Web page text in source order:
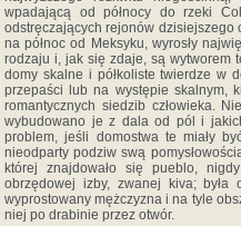
wpadającą od północy do rzeki
odstręczających rejonów dzisiejszego
na północ od Meksyku, wyrosły
rodzaju i, jak się zdaje, są wytworem
domy skalne i półkoliste twierdze w
przepaści lub na występie skalnym,
romantycznych siedzib człowieka.
wybudowano je z dala od pól i
problem, jeśli domostwa te miały
nieodparty podziw swą
której znajdowało się pueblo,
obrzędowej izby, zwanej kiva;
wyprostowany mężczyzna i na tyle
niej po drabinie przez otwór.